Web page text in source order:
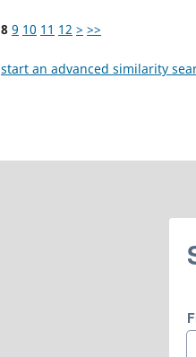
8 9 10 11 12 > >>
start an advanced similarity